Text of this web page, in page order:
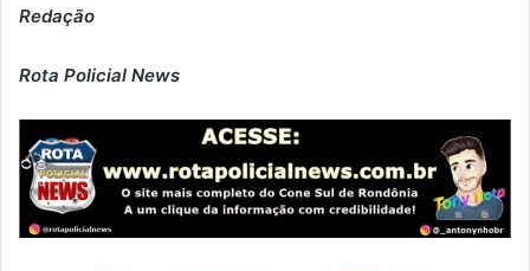
Redação
Rota Policial News